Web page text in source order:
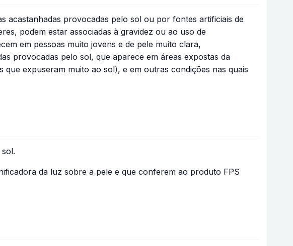
acastanhadas provocadas pelo sol ou por fontes artificiais de
podem estar associadas à gravidez ou ao uso de
em pessoas muito jovens e de pele muito clara,
provocadas pelo sol, que aparece em áreas expostas da
expuseram muito ao sol), e em outras condições nas quais
da luz sobre a pele e que conferem ao produto FPS